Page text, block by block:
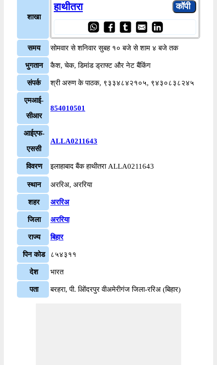
शाखा
हाथीतरा
समय सोमवार से शनिवार सुबह १० बजे से शाम ४ बजे तक
भुगतान कैश, चेक, डिमांड ड्राफ्ट और नेट बैंकिंग
संपर्क श्री अरुण के पाठक, ९३३४८४२१०५, ९४३०८३८२४५
एमआई-
सीआर
854010501
आईएफ-
एससी
ALLA0211643
विवरण इलाहाबाद बैंक हाथीतरा ALLA0211643
स्थान अररिअ, अररिया
शहर अररिअ
जिला अररिया
राज्य बिहार
पिन कोड ८५४३११
देश भारत
पता बरहरा, पी. ओिंदरपुर वीअमेरीगंज जिला-ररिअ (बिहार)